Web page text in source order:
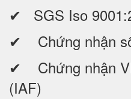
✔ SGS Iso
✔ Chứng nhận
✔ Chứng nhận
(IAF)